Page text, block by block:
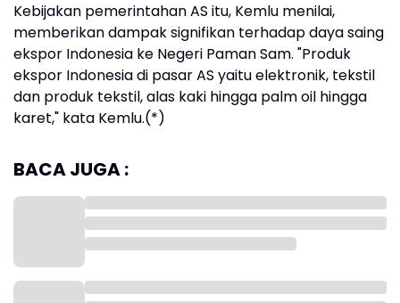
Kebijakan pemerintahan AS itu, Kemlu menilai,
memberikan dampak signifikan terhadap daya saing
ekspor Indonesia ke Negeri Paman Sam. "Produk
ekspor Indonesia di pasar AS yaitu elektronik, tekstil
dan produk tekstil, alas kaki hingga palm oil hingga
karet," kata Kemlu.(*)
BACA JUGA :